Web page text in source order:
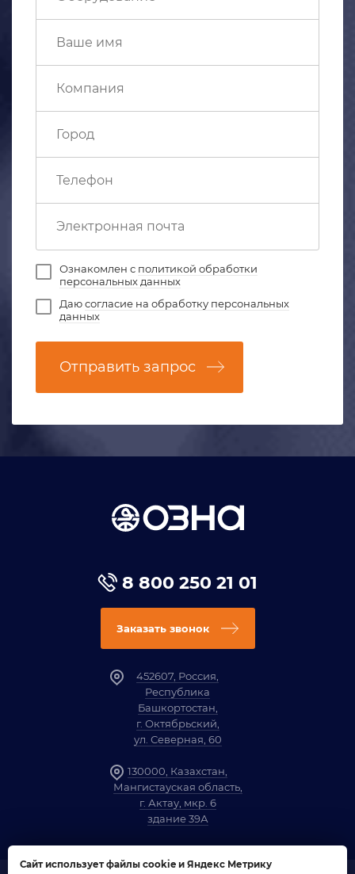
Ознакомлен с политикой обработки
персональных данных
Даюсогласие на обработку персональных
данных
Отправить запрос
8 800 250 21 01
Заказать звонок
452607, Россия,
Республика
Башкортостан,
г. Октябрьский,
ул. Северная, 60
130000, Казахстан,
Мангистауская область,
г. Актау, мкр. 6
здание 39А
Сайт использует файлы cookie и Яндекс Метрику